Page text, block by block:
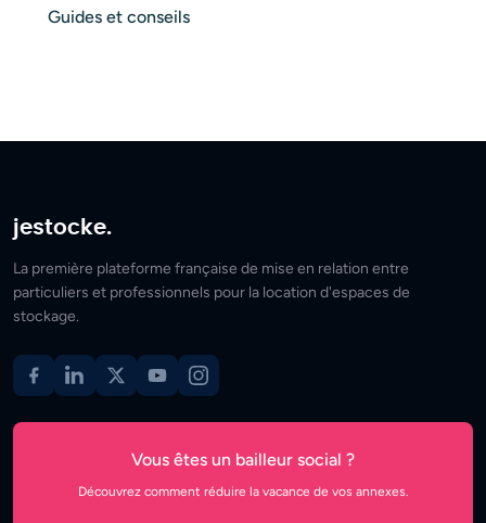
Guides et conseils
jestocke.
La première plateforme française de mise en relation entre
particuliers et professionnels pour la location d'espaces de
stockage.
Vous êtes un bailleur social ?
Découvrez comment réduire la vacance de vos annexes.